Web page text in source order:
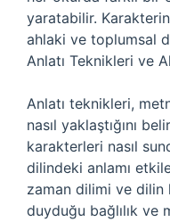
yaratabilir.
ahlaki ve toplumsal
Anlatı Teknikleri ve
Anlatı teknikleri,
nasıl yaklaştığını
karakterleri nasıl
dilindeki anlamı
zaman dilimi ve dilin
duyduğu bağlılık ve